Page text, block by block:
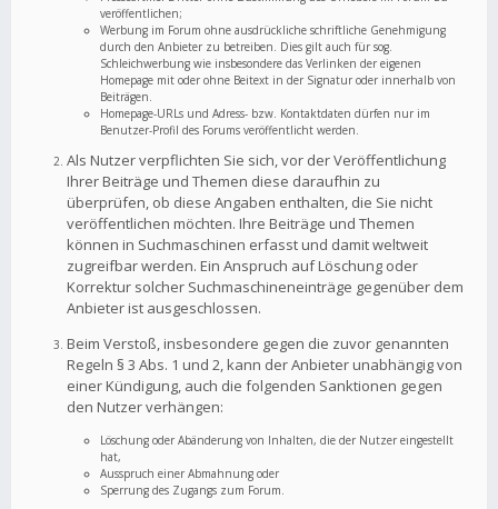
veröffentlichen;
Werbung im Forum ohne ausdrückliche schriftliche Genehmigung
durch den Anbieter zu betreiben. Dies gilt auch für sog.
Schleichwerbung wie insbesondere das Verlinken der eigenen
Homepage mit oder ohne Beitext in der Signatur oder innerhalb von
Beiträgen.
Homepage-URLs und Adress- bzw. Kontaktdaten dürfen nur im
Benutzer-Profil des Forums veröffentlicht werden.
Als Nutzer verpflichten Sie sich, vor der Veröffentlichung
Ihrer Beiträge und Themen diese daraufhin zu
überprüfen, ob diese Angaben enthalten, die Sie nicht
veröffentlichen möchten. Ihre Beiträge und Themen
können in Suchmaschinen erfasst und damit weltweit
zugreifbar werden. Ein Anspruch auf Löschung oder
Korrektur solcher Suchmaschineneinträge gegenüber dem
Anbieter ist ausgeschlossen.
Beim Verstoß, insbesondere gegen die zuvor genannten
Regeln § 3 Abs. 1 und 2, kann der Anbieter unabhängig von
einer Kündigung, auch die folgenden Sanktionen gegen
den Nutzer verhängen:
Löschung oder Abänderung von Inhalten, die der Nutzer eingestellt
hat,
Ausspruch einer Abmahnung oder
Sperrung des Zugangs zum Forum.